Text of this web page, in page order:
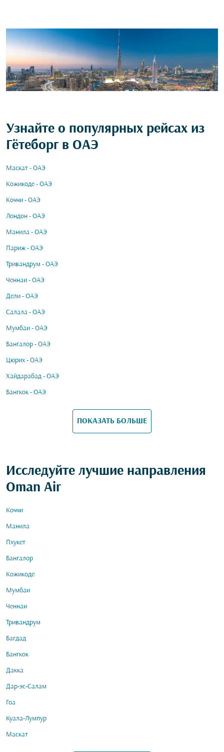
Узнайте о популярных рейсах из
Гётеборг в ОАЭ
Маскат - ОАЭ
Кожикоде - ОАЭ
Коччи - ОАЭ
Лондон - ОАЭ
Манила - ОАЭ
Париж - ОАЭ
Тривандрум - ОАЭ
Ченнаи - ОАЭ
Дели - ОАЭ
Салала - ОАЭ
Мумбаи - ОАЭ
Бангалор - ОАЭ
Цюрих - ОАЭ
Хайдарабад - ОАЭ
Бангкок - ОАЭ
ПОКАЗАТЬ БОЛЬШЕ
Исследуйте лучшие направления
Oman Air
Коччи
Манила
Пхукет
Бангалор
Кожикоде
Мумбаи
Ченнаи
Тривандрум
Багдад
Бангкок
Дакка
Дар-эс-Салам
Гоа
Куала-Лумпур
Маскат